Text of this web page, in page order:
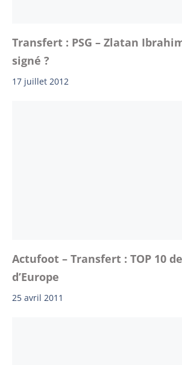
Transfert : PSG – Zlatan
signé ?
17 juillet 2012
Actufoot – Transfert : TOP 10
d’Europe
25 avril 2011